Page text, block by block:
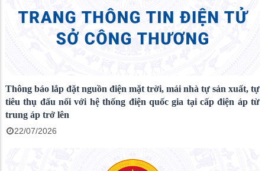
Thông báo lắp đặt nguồn điện mặt trời, mái nhà tự sản xuất, tự
tiêu thụ đấu nối với hệ thống điện quốc gia tại cấp điện áp từ
trung áp trở lên
22/07/2026